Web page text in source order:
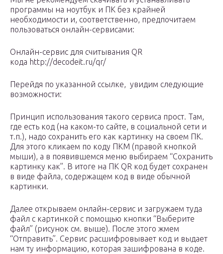
программы на ноутбук и ПК без крайней
необходимости и, соответственно, предпочитаем
пользоваться онлайн-сервисами:
Онлайн-сервис для считывания QR
кода http://decodeit.ru/qr/
Перейдя по указанной ссылке, увидим следующие
возможности:
Принцип использования такого сервиса прост. Там,
где есть код (на каком-то сайте, в социальной сети и
т.п.), надо сохранить его как картинку на своем ПК.
Для этого кликаем по коду ПКМ (правой кнопкой
мыши), а в появившемся меню выбираем “Сохранить
картинку как”. В итоге на ПК QR код будет сохранен
в виде файла, содержащем код в виде обычной
картинки.
Далее открываем онлайн-сервис и загружаем туда
файл с картинкой с помощью кнопки “Выберите
файл” (рисунок см. выше). После этого жмем
“Отправить”. Сервис расшифровывает код и выдает
нам ту информацию, которая зашифрована в коде.